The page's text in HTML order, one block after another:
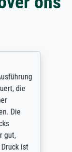
die
Die
gut,
ist